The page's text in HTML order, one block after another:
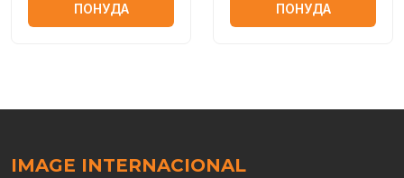
ПОНУДА
ПОНУДА
IMAGE INTERNACIONAL